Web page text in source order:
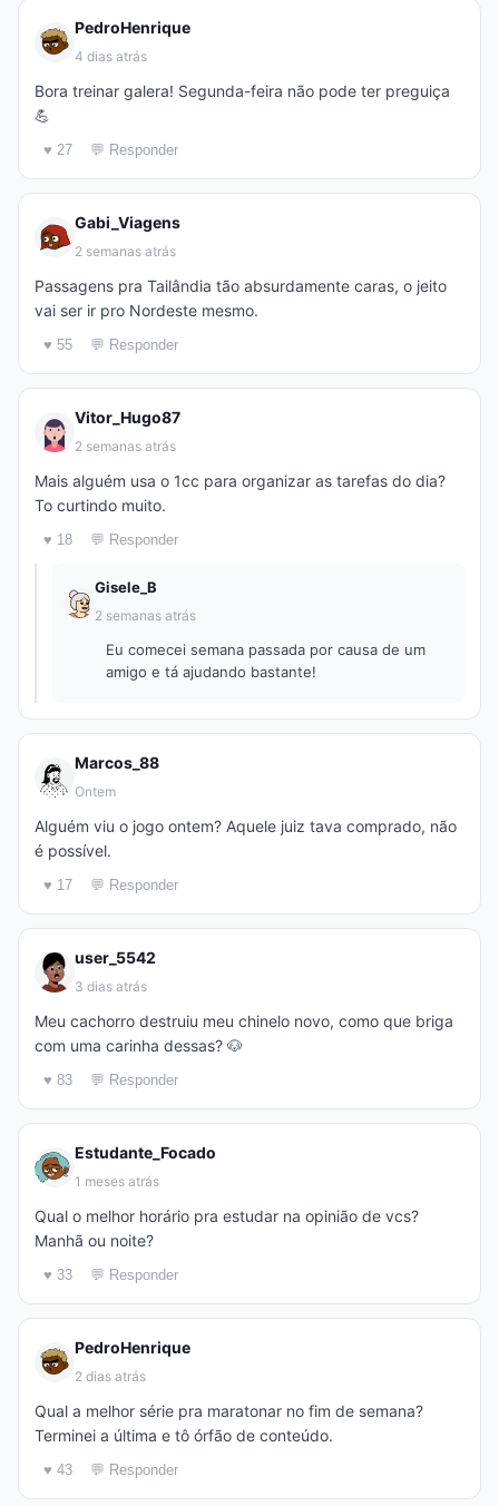
PedroHenrique
4 dias atrás
Bora treinar galera! Segunda-feira não pode ter preguiça
💪
♥ 27 💬 Responder
Gabi_Viagens
2 semanas atrás
Passagens pra Tailândia tão absurdamente caras, o jeito
vai ser ir pro Nordeste mesmo.
♥ 55 💬 Responder
Vitor_Hugo87
2 semanas atrás
Mais alguém usa o 1cc para organizar as tarefas do dia?
To curtindo muito.
♥ 18 💬 Responder
Gisele_B
2 semanas atrás
Eu comecei semana passada por causa de um
amigo e tá ajudando bastante!
Marcos_88
Ontem
Alguém viu o jogo ontem? Aquele juiz tava comprado, não
é possível.
♥ 17 💬 Responder
user_5542
3 dias atrás
Meu cachorro destruiu meu chinelo novo, como que briga
com uma carinha dessas? 🐶
♥ 83 💬 Responder
Estudante_Focado
1 meses atrás
Qual o melhor horário pra estudar na opinião de vcs?
Manhã ou noite?
♥ 33 💬 Responder
PedroHenrique
2 dias atrás
Qual a melhor série pra maratonar no fim de semana?
Terminei a última e tô órfão de conteúdo.
♥ 43 💬 Responder